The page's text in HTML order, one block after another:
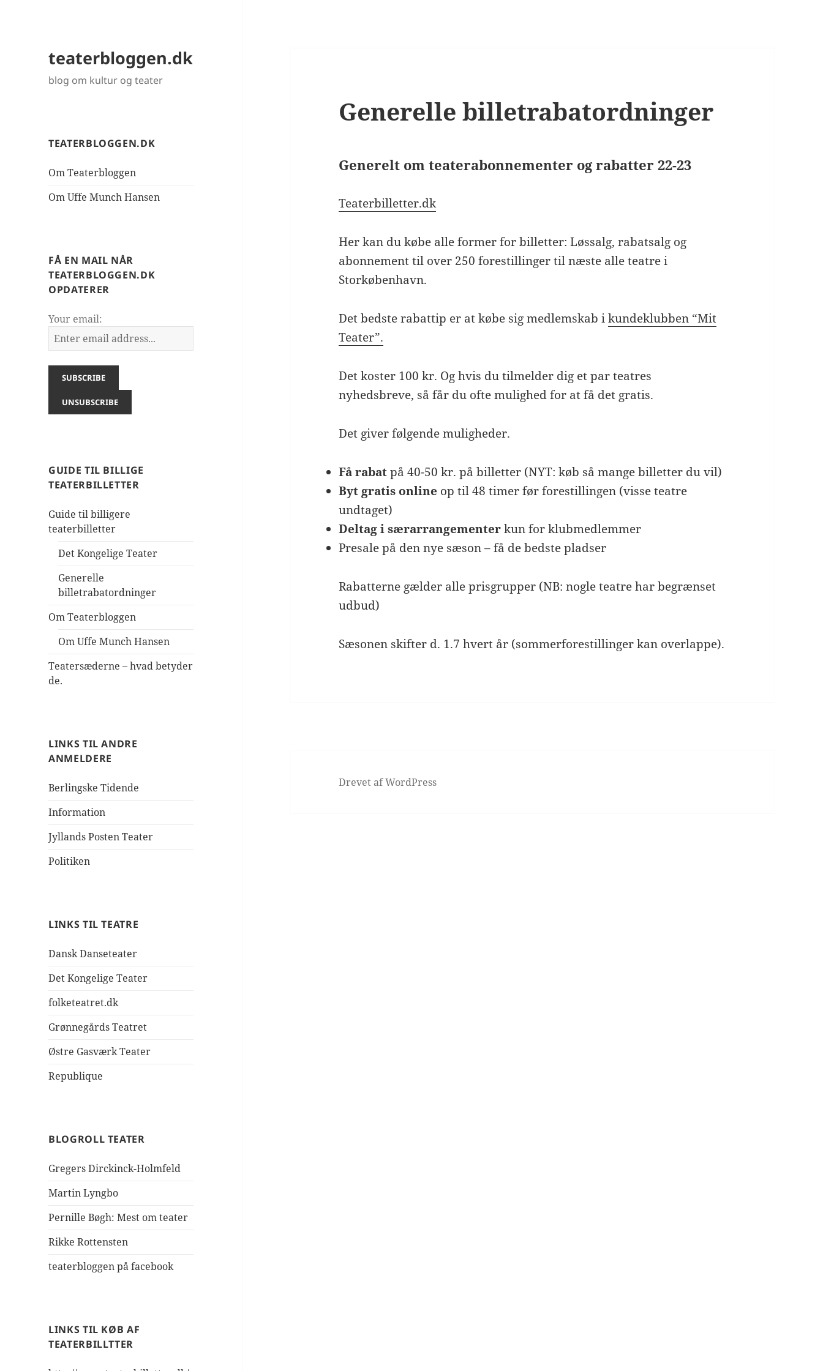
teaterbloggen.dk
blog om kultur og teater
TEATERBLOGGEN.DK
Om Teaterbloggen
Om Uffe Munch Hansen
FÅ EN MAIL NÅR
TEATERBLOGGEN.DK
OPDATERER
Your email:
GUIDE TIL BILLIGE
TEATERBILLETTER
Guide til billigere
teaterbilletter
Det Kongelige Teater
Generelle
billetrabatordninger
Om Teaterbloggen
Om Uffe Munch Hansen
Teatersæderne – hvad betyder
de.
LINKS TIL ANDRE
ANMELDERE
Berlingske Tidende
Information
Jyllands Posten Teater
Politiken
LINKS TIL TEATRE
Dansk Danseteater
Det Kongelige Teater
folketeatret.dk
Grønnegårds Teatret
Østre Gasværk Teater
Republique
BLOGROLL TEATER
Gregers Dirckinck-Holmfeld
Martin Lyngbo
Pernille Bøgh: Mest om teater
Rikke Rottensten
teaterbloggen på facebook
LINKS TIL KØB AF
TEATERBILLTTER
Generelle billetrabatordninger
Generelt om teaterabonnementer og rabatter 22-23
Teaterbilletter.dk
Her kan du købe alle former for billetter: Løssalg, rabatsalg og
abonnement til over 250 forestillinger til næste alle teatre i
Storkøbenhavn.
Det bedste rabattip er at købe sig medlemskab ikundeklubben “Mit
Teater”.
Det koster 100 kr. Og hvis du tilmelder dig et par teatres
nyhedsbreve, så får du ofte mulighed for at få det gratis.
Det giver følgende muligheder.
Få rabatpå 40-50 kr. på billetter (NYT: køb så mange billetter du vil)
Byt gratis online op til 48 timer før forestillingen (visse teatre
undtaget)
Deltag i særarrangementerkun for klubmedlemmer
Presale på den nye sæson – få de bedste pladser
Rabatterne gælder alle prisgrupper (NB: nogle teatre har begrænset
udbud)
Sæsonen skifter d. 1.7 hvert år (sommerforestillinger kan overlappe).
Drevet af WordPress